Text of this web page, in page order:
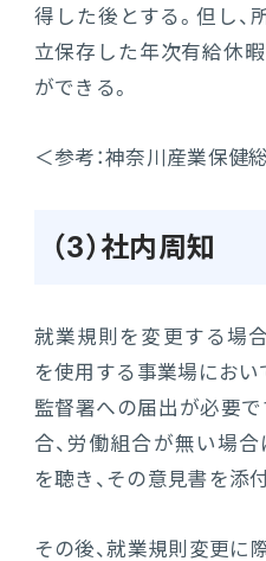
得した後とする。但し、
立保存した年次有給休
ができる。
＜参考：神奈川産業保健
（3）社内周知
就業規則を変更する場
を使用する事業場におい
監督署への届出が必要で
合、労働組合が無い場
を聴き、その意見書を添
その後、就業規則変更に